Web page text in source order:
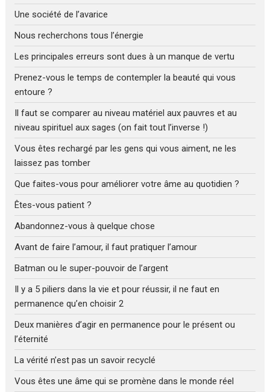
Une société de l’avarice
Nous recherchons tous l’énergie
Les principales erreurs sont dues à un manque de vertu
Prenez-vous le temps de contempler la beauté qui vous
entoure ?
Il faut se comparer au niveau matériel aux pauvres et au
niveau spirituel aux sages (on fait tout l’inverse !)
Vous êtes rechargé par les gens qui vous aiment, ne les
laissez pas tomber
Que faites-vous pour améliorer votre âme au quotidien ?
Êtes-vous patient ?
Abandonnez-vous à quelque chose
Avant de faire l’amour, il faut pratiquer l’amour
Batman ou le super-pouvoir de l’argent
Il y a 5 piliers dans la vie et pour réussir, il ne faut en
permanence qu’en choisir 2
Deux manières d’agir en permanence pour le présent ou
l’éternité
La vérité n’est pas un savoir recyclé
Vous êtes une âme qui se promène dans le monde réel